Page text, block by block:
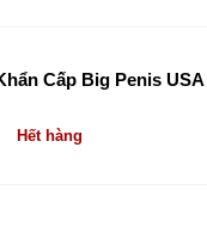
Cấp Big Penis USA
Hết hàng